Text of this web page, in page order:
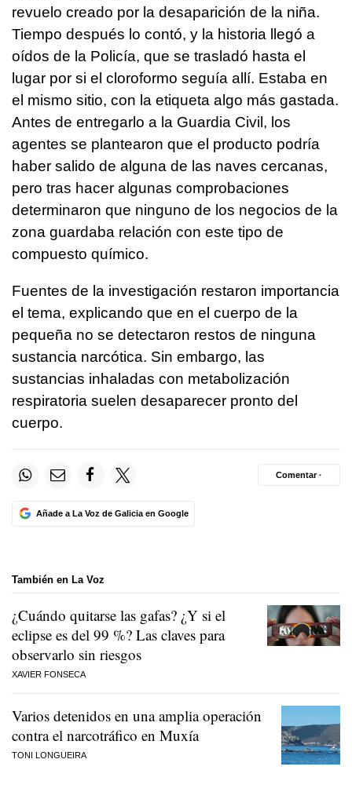
revuelo creado por la desaparición de la niña.
Tiempo después lo contó, y la historia llegó a
oídos de la Policía, que se trasladó hasta el
lugar por si el cloroformo seguía allí. Estaba en
el mismo sitio, con la etiqueta algo más gastada.
Antes de entregarlo a la Guardia Civil, los
agentes se plantearon que el producto podría
haber salido de alguna de las naves cercanas,
pero tras hacer algunas comprobaciones
determinaron que ninguno de los negocios de la
zona guardaba relación con este tipo de
compuesto químico.
Fuentes de la investigación restaron importancia
el tema, explicando que en el cuerpo de la
pequeña no se detectaron restos de ninguna
sustancia narcótica. Sin embargo, las
sustancias inhaladas con metabolización
respiratoria suelen desaparecer pronto del
cuerpo.
Añade a La Voz de Galicia en Google
Comentar ·
También en La Voz
¿Cuándo quitarse las gafas? ¿Y si el
eclipse es del 99 %? Las claves para
observarlo sin riesgos
XAVIER FONSECA
Varios detenidos en una amplia operación
contra el narcotráfico en Muxía
TONI LONGUEIRA